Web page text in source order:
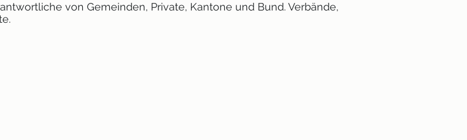
von Gemeinden, Private, Kantone und Bund. Verbände,